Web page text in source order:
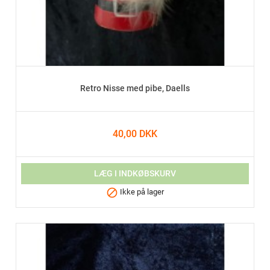
Retro Nisse med pibe, Daells
40,00 DKK
LÆG I INDKØBSKURV
 Ikke på lager